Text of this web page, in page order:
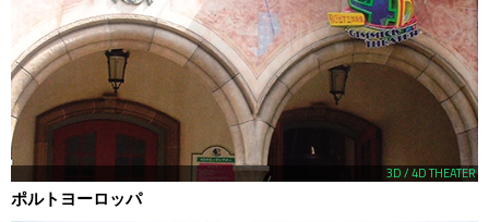
3D / 4D THEATER
ポルトヨーロッパ